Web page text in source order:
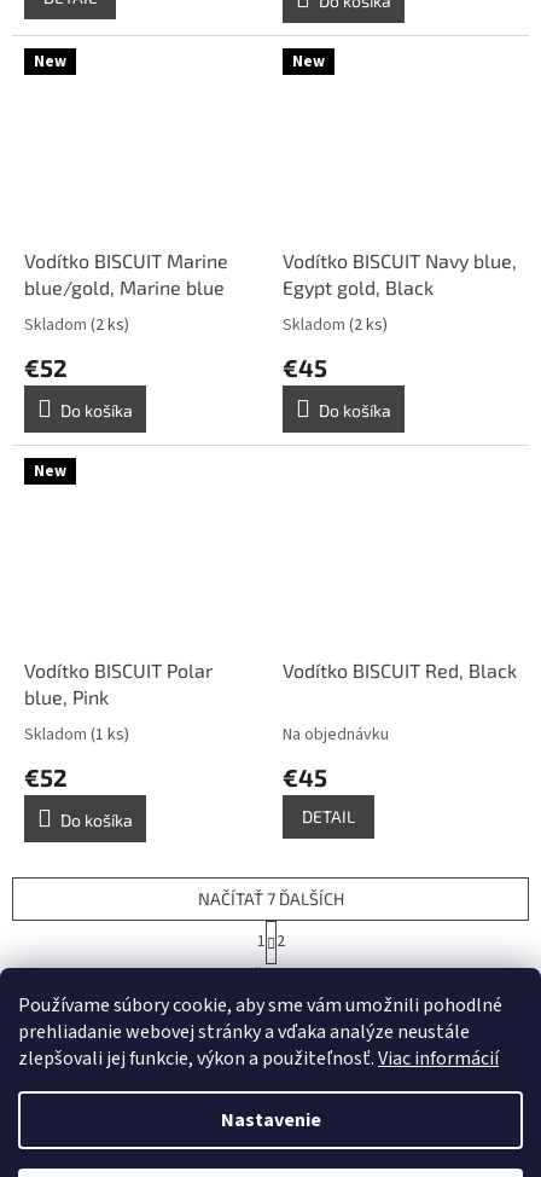
Používame súbory cookie, aby sme vám umožnili pohodlné
prehliadanie webovej stránky a vďaka analýze neustále
zlepšovali jej funkcie, výkon a použiteľnosť.Viac informácií
Nastavenie
New
Vodítko BISCUIT Marine
blue/gold, Marine blue
Skladom (2 ks)
€52
Do košíka
New
Vodítko BISCUIT Navy blue,
Egypt gold, Black
Skladom (2 ks)
€45
Do košíka
New
Vodítko BISCUIT Polar
blue, Pink
Skladom (1 ks)
€52
Do košíka
Vodítko BISCUIT Red, Black
Na objednávku
€45
DETAIL
O
l
á
d
c
i
e
p
NAČÍTAŤ 7 ĎALŠÍCH
S
t
r
n
k
o
a
n
e
1 2
19položiek celkom
HORE
Vytvoril Shoptet